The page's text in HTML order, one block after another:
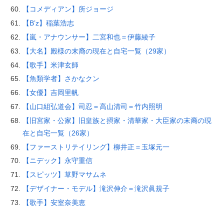
【コメディアン】所ジョージ
【B’z】稲葉浩志
【嵐・アナウンサー】二宮和也＝伊藤綾子
【大名】殿様の末裔の現在と自宅一覧（29家）
【歌手】米津玄師
【魚類学者】さかなクン
【女優】吉岡里帆
【山口組弘道会】司忍＝高山清司＝竹内照明
【旧宮家・公家】旧皇族と摂家・清華家・大臣家の末裔の現
在と自宅一覧（26家）
【ファーストリテイリング】柳井正＝玉塚元一
【ニデック】永守重信
【スピッツ】草野マサムネ
【デザイナー・モデル】滝沢伸介＝滝沢眞規子
【歌手】安室奈美恵